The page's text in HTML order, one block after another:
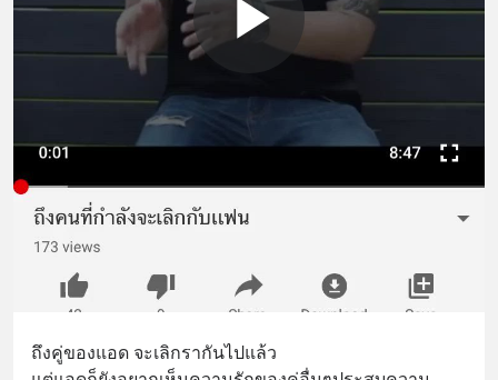
ถึงคู่ของแอด จะเลิกรากันไปแล้ว